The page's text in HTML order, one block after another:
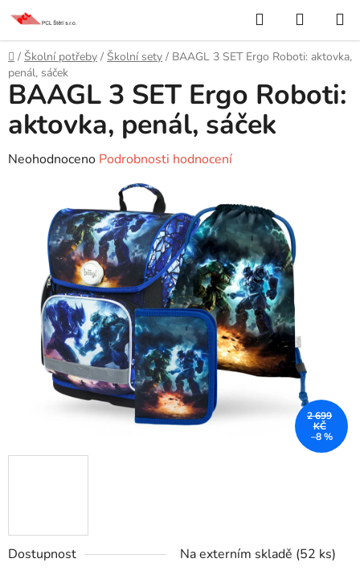
Přejít
obsah
Hledat
KOŠÍK
Domů
/ Školní potřeby / Školní sety / BAAGL 3 SET Ergo Roboti: aktovka,
penál, sáček
Dostupnost Na externím skladě (52 ks)
BAAGL 3 SET Ergo Roboti:
aktovka, penál, sáček
Průměrné
hvězdiček.
Neohodnoceno Podrobnosti hodnocení
2 699
KČ
–8 %